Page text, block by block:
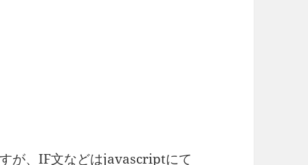
が、IF文などはjavascriptにて